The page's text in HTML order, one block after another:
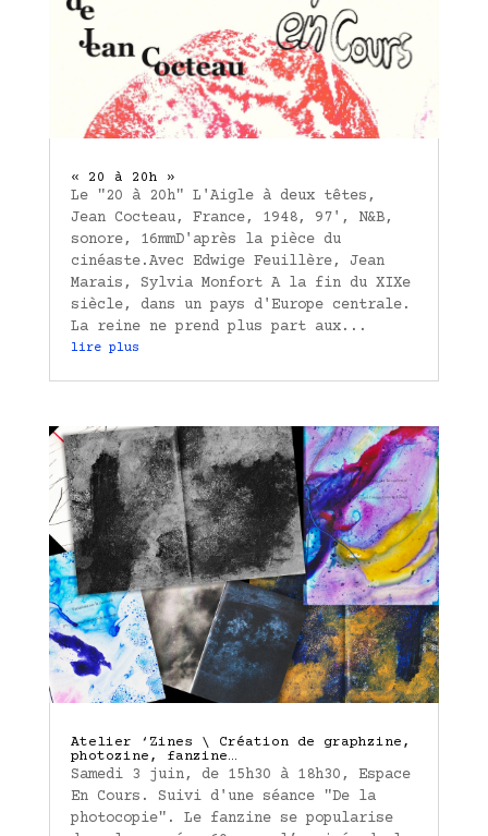
« 20 à 20h »
Le "20 à 20h" L'Aigle à deux têtes,
Jean Cocteau, France, 1948, 97', N&B,
sonore, 16mmD'après la pièce du
cinéaste.Avec Edwige Feuillère, Jean
Marais, Sylvia Monfort A la fin du XIXe
siècle, dans un pays d'Europe centrale.
La reine ne prend plus part aux...
lire plus
Atelier ‘Zines \ Création de graphzine,
photozine, fanzine…
Samedi 3 juin, de 15h30 à 18h30, Espace
En Cours. Suivi d'une séance "De la
photocopie". Le fanzine se popularise